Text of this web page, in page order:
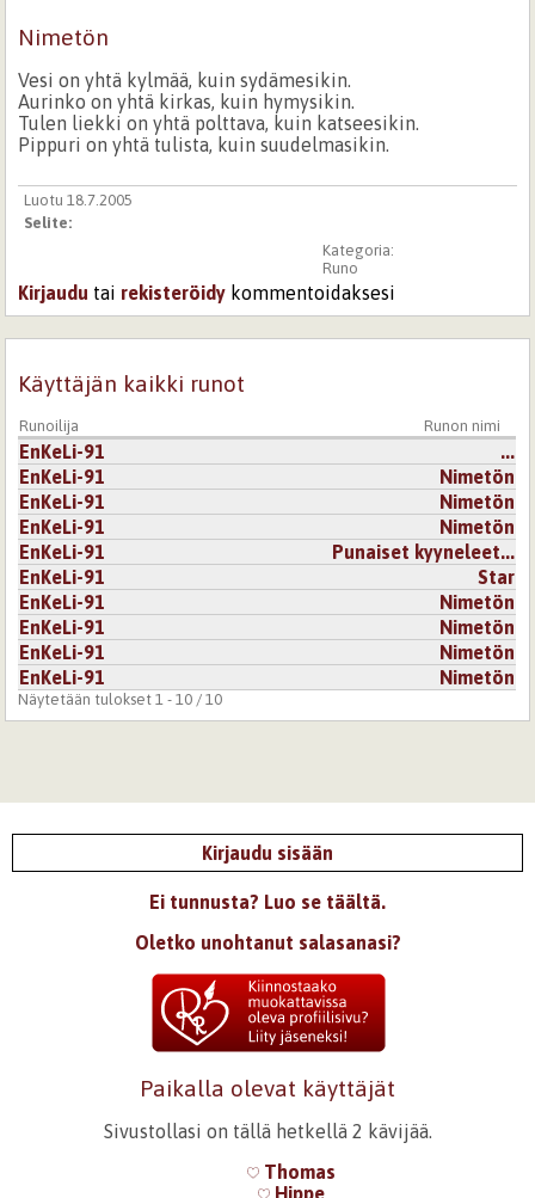
Nimetön
Vesi on yhtä kylmää, kuin sydämesikin.
Aurinko on yhtä kirkas, kuin hymysikin.
Tulen liekki on yhtä polttava, kuin katseesikin.
Pippuri on yhtä tulista, kuin suudelmasikin.
Luotu 18.7.2005
Selite:
Kategoria:
Runo
Kirjaudu tai rekisteröidy kommentoidaksesi
Käyttäjän kaikki runot
Runoilija Runon nimi
EnKeLi-91
...
EnKeLi-91
Nimetön
EnKeLi-91
Nimetön
EnKeLi-91
Nimetön
EnKeLi-91
Punaiset kyyneleet...
EnKeLi-91
Star
EnKeLi-91
Nimetön
EnKeLi-91
Nimetön
EnKeLi-91
Nimetön
EnKeLi-91
Nimetön
Näytetään tulokset 1 - 10 / 10
Kirjaudu sisään
Ei tunnusta? Luo se täältä.
Oletko unohtanut salasanasi?
Paikalla olevat käyttäjät
Sivustollasi on tällä hetkellä 2 kävijää.
Thomas
Hippe